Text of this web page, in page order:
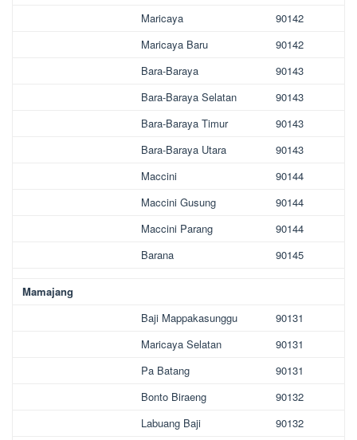
Maricaya
90142
Maricaya Baru
90142
Bara-Baraya
90143
Bara-Baraya Selatan
90143
Bara-Baraya Timur
90143
Bara-Baraya Utara
90143
Maccini
90144
Maccini Gusung
90144
Maccini Parang
90144
Barana
90145
Mamajang
Baji Mappakasunggu
90131
Maricaya Selatan
90131
Pa Batang
90131
Bonto Biraeng
90132
Labuang Baji
90132